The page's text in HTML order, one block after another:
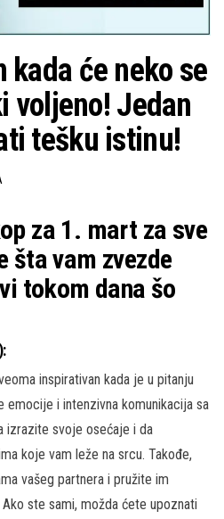
kada će neko se
voljeno! Jedan
tešku istinu!
za 1. mart za sve
šta vam zvezde
tokom dana šo
inspirativan kada je u pitanju
emocije i intenzivna komunikacija sa
izrazite svoje osećaje i da
koje vam leže na srcu. Takođe,
vašeg partnera i pružite im
ste sami, možda ćete upoznati